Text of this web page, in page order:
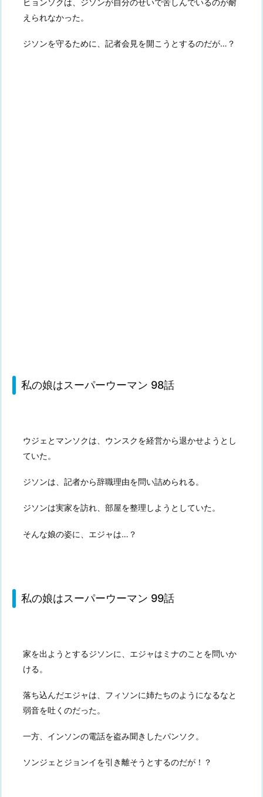
ヒョンソクは、ジソンが自分のせいで苦しんでいるのが耐
えられなかった。
ジソンを守るために、記者会見を開こうとするのだが…？
私の娘はスーパーウーマン 98話
ウジェとマンソクは、ウンスクを経営から退かせようとし
ていた。
ジソンは、記者から辞職理由を問い詰められる。
ジソンは実家を訪れ、部屋を整理しようとしていた。
そんな娘の姿に、エジャは…？
私の娘はスーパーウーマン 99話
家を出ようとするジソンに、エジャはミナのことを問いか
ける。
落ち込んだエジャは、フィソンに姉たちのようになるなと
弱音を吐くのだった。
一方、インソンの電話を盗み聞きしたパンソク。
ソンジェとジョンイを引き離そうとするのだが！？